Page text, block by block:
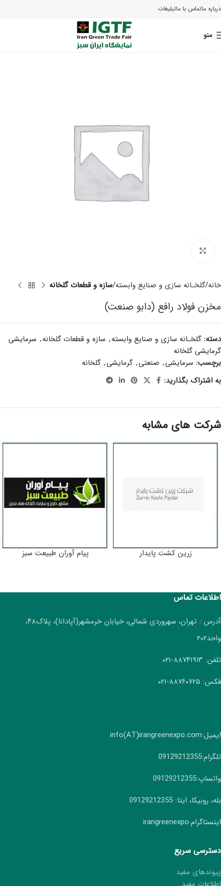
درباره ماتماس با ماتبلیغات
منو
خانه گلخـانه سازی و صنایع وابسته سازه و قطعات گلخانه
مخزن فولاد رافع (دابو صنعت)
دسته: گلخـانه سازی و صنایع وابسته, سازه و قطعات گلخانه, سرمایشی
گرمایشی گلخانه
برچسب: سرمایشی, صنعتی, گرمایشی, گلخانه
به اشتراک بگذارید:
شرکت های مشابه
زرین کشت پایدار پیام آوران طبیعت سبز
اطلاعات تماس
آدرس : تهران، سهروردی شمالی، خیابان خرمشهر(آپادانا)، پلاک۴۸،
واحد۲۰۲
تلفن: ۸۸۷۴۱۹۱۳-۰۲۱
فکس: ۸۸۷۶۰۷۲۵-۰۲۱
ایمیل:info(AT)irangreenexpo.com
تلگرام:09129212355
واتساپ:09129212355
بله، روبیکا، ایتا: 09129212355
اینستاگرام:irangreenexpo
دسترسی سریع
پیوندهای مفید